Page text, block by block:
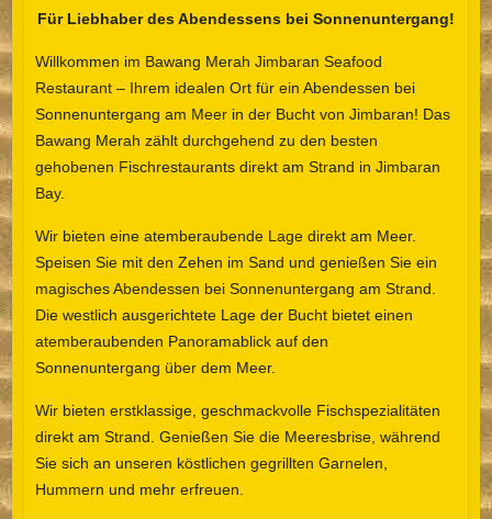
Für Liebhaber des Abendessens bei Sonnenuntergang!
Willkommen im Bawang Merah Jimbaran Seafood
Restaurant – Ihrem idealen Ort für ein Abendessen bei
Sonnenuntergang am Meer in der Bucht von Jimbaran! Das
Bawang Merah zählt durchgehend zu den besten
gehobenen Fischrestaurants direkt am Strand in Jimbaran
Bay.
Wir bieten eine atemberaubende Lage direkt am Meer.
Speisen Sie mit den Zehen im Sand und genießen Sie ein
magisches Abendessen bei Sonnenuntergang am Strand.
Die westlich ausgerichtete Lage der Bucht bietet einen
atemberaubenden Panoramablick auf den
Sonnenuntergang über dem Meer.
Wir bieten erstklassige, geschmackvolle Fischspezialitäten
direkt am Strand. Genießen Sie die Meeresbrise, während
Sie sich an unseren köstlichen gegrillten Garnelen,
Hummern und mehr erfreuen.